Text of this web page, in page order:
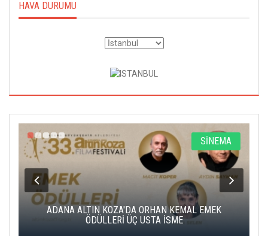
HAVA DURUMU
SİNEMA
ADANA ALTIN KOZA'DA ORHAN KEMAL EMEK
ÖDÜLLERİ ÜÇ USTA İSME